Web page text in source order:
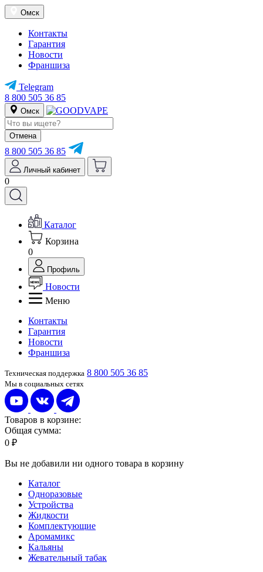
Омск
Контакты
Гарантия
Новости
Франшиза
Telegram
8 800 505 36 85
Омск
Отмена
8 800 505 36 85
Личный кабинет
0
Каталог
Корзина
0
Профиль
Новости
Меню
Контакты
Гарантия
Новости
Франшиза
Техническая поддержка 8 800 505 36 85
Мы в социальных сетях
Товаров в корзине:
Общая сумма:
0 ₽
Вы не добавили ни одного товара в корзину
Каталог
Одноразовые
Устройства
Жидкости
Комплектующие
Аромамикс
Кальяны
Жевательный табак